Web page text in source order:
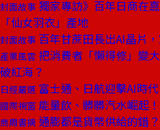
封面故事 獨家專訪》百年日商在
「仙女羽衣」產地
封面故事 百年甘蔗田長出AI晶片
產業風雲 把消費者「懶得修」變
破紅海？
日經嚴選 富士通、日航迎擊AI時
國際視窗 能量飲、髒髒汽水崛起
商周書摘 通膨都是貨幣供給的錯